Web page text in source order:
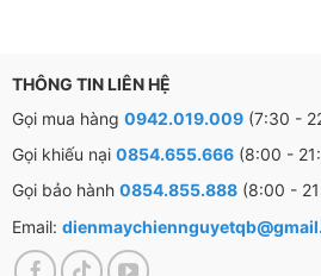
THÔNG TIN LIÊN HỆ
Gọi mua hàng 0942.019.009 (7:30 -
Gọi khiếu nại 0854.655.666 (8:00 -
Gọi bảo hành 0854.855.888 (8:00 -
Email: